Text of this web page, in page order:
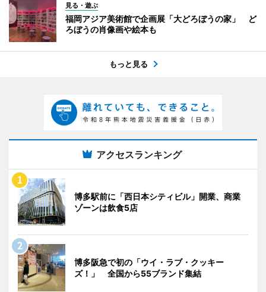
見る・遊ぶ
福岡アジア美術館で企画展「大どろぼうの家」 ど
ろぼうの肖像画や絵本も
もっと見る
アクセスランキング
博多駅前に「西日本シティビル」開業、商業
ゾーンは飲食5店
博多阪急で初の「ウイ・ラブ・クッキー
ズ！」 全国から55ブランド集結